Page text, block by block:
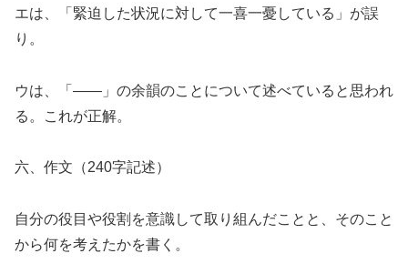
エは、「緊迫した状況に対して一喜一憂している」が誤
り。
ウは、「――」の余韻のことについて述べていると思われ
る。これが正解。
六、作文（240字記述）
自分の役目や役割を意識して取り組んだことと、そのこと
から何を考えたかを書く。